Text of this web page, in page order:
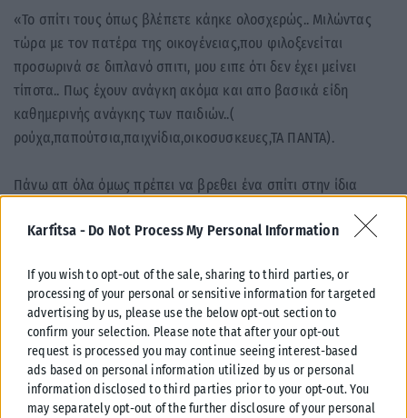
Karfitsa - Do Not Process My Personal Information
If you wish to opt-out of the sale, sharing to third parties, or
processing of your personal or sensitive information for targeted
advertising by us, please use the below opt-out section to
confirm your selection. Please note that after your opt-out
request is processed you may continue seeing interest-based
ads based on personal information utilized by us or personal
information disclosed to third parties prior to your opt-out. You
may separately opt-out of the further disclosure of your personal
«Το σπίτι τους όπως βλέπετε κάηκε ολοσχερώς.. Μιλώντας
τώρα με τον πατέρα της οικογένειας,που φιλοξενείται
προσωρινά σε διπλανό σπιτι, μου ειπε ότι δεν έχει μείνει
τίποτα.. Πως έχουν ανάγκη ακόμα και απο βασικά είδη
καθημερινής ανάγκης των παιδιών..(
ρούχα,παπούτσια,παιχνίδια,οικοσυσκευες,ΤΑ ΠΑΝΤΑ).
Πάνω απ όλα όμως πρέπει να βρεθει ένα σπίτι στην ίδια
ηλικιας 6 και 12 ετών, έχασαν το σπίτι τους,την
τουλάχιστον,οπως μας ειπαν, είναι να συνεχίσουν να
πηγαίνουν στο ίδιο σχολείο και να να μην χάσουν και τους
φίλους τους» γράφει, μεταξύ άλλων, στην ανάρτηση.
Tags: Φωτιά